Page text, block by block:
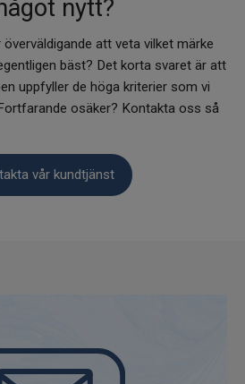
nytt?
att veta vilket märke
bäst? Det korta svaret är att
uppfyller de höga kriterier som vi
osäker? Kontakta oss så
vår kundtjänst